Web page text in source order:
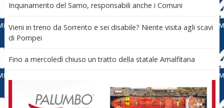
Inquinamento del Sarno, responsabili anche i Comuni
Vieni in treno da Sorrento e sei disabile? Niente visita agli scavi
di Pompei
Fino a mercoledì chiuso un tratto della statale Amalfitana